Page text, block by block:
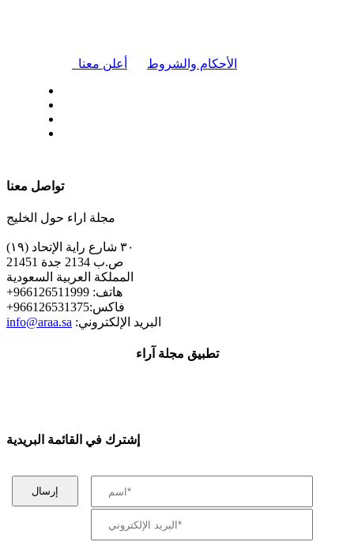
أعلن معنا الأحكام والشروط
تواصل معنا
مجلة اراء حول الخليج
٣٠ شارع راية الإتحاد (١٩)
ص.ب 2134 جدة 21451
المملكة العربية السعودية
+هاتف: 966126511999
+فاكس:966126531375
info@araa.sa :البريد الإلكتروني
تطبيق مجلة آراء
إشترك في القائمة البريدية